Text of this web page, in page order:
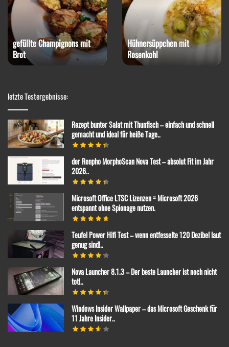
gefüllte Champignons mit
Brot
Hühnersüppchen mit
Rosenkohl
letzte Testergebnisse:
Rezept bunter Salat mit Thunfisch – einfach und schnell
gemacht und ideal für heiße Tage..
der Renpho MorphoScan Nova Test – absolut Fit im Jahr
2026..
Microsoft Office LTSC Lizenzen = Microsoft 2026
entspannt ohne Spionage nutzen.
Teufel Power Hifi Test – wenn entfesselte 120 Dezibel laut
genug sind!..
Nova Launcher 8.1.3 – Der beste Launcher ist noch nicht
tot!..
Windows Insider Wallpaper – das Microsoft Geschenk für
11 Jahre Insider..